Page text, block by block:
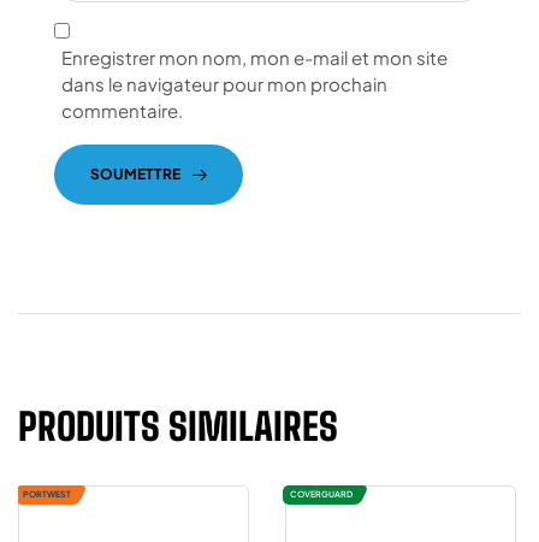
Enregistrer mon nom, mon e-mail et mon site
dans le navigateur pour mon prochain
commentaire.
SOUMETTRE
PRODUITS SIMILAIRES
PORTWEST COVERGUARD